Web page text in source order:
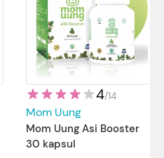
4/14
Mom Uung
Mom Uung Asi Booster
30 kapsul